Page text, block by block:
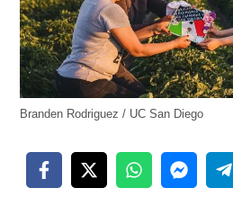
Branden Rodriguez / UC San Diego